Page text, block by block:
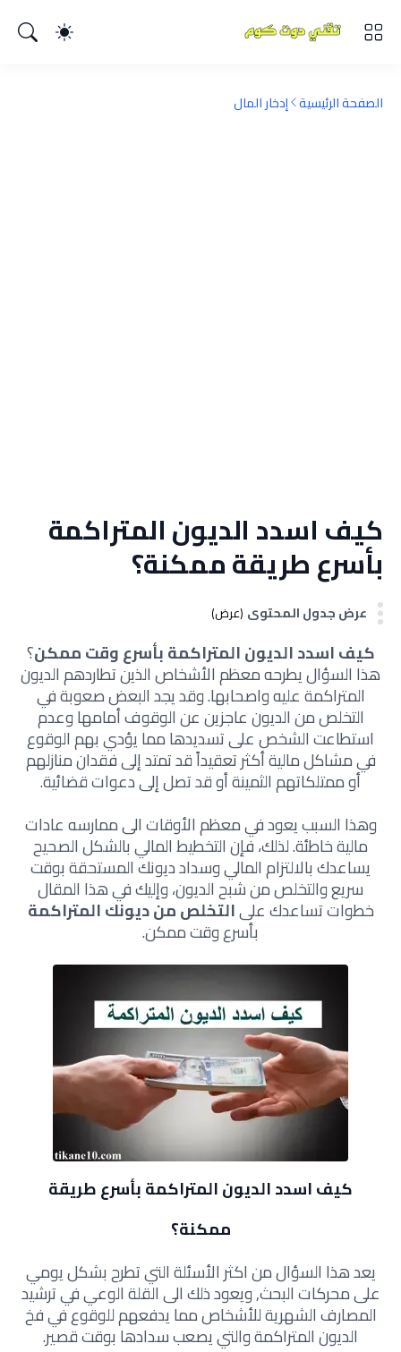
الصفحة الرئيسية إدخار المال
كيف اسدد الديون المتراكمة
بأسرع طريقة ممكنة؟
عرض جدول المحتوى (عرض)
كيف اسدد الديون المتراكمة بأسرع وقت ممكن؟
هذا السؤال يطرحه معظم الأشخاص الذين تطاردهم الديون
المتراكمة عليه واصحابها. وقد يجد البعض صعوبة في
التخلص من الديون عاجزين عن الوقوف أمامها وعدم
استطاعت الشخص على تسديدها مما يؤدي بهم الوقوع
في مشاكل مالية أكثر تعقيداً قد تمتد إلى فقدان منازلهم
أو ممتلكاتهم الثمينة أو قد تصل إلى دعوات قضائية.
وهذا السبب يعود في معظم الأوقات الى ممارسه عادات
مالية خاطئة. لذلك، فإن التخطيط المالي بالشكل الصحيح
يساعدك بالالتزام المالي وسداد ديونك المستحقة بوقت
سريع والتخلص من شبح الديون، وإليك في هذا المقال
خطوات تساعدك علىالتخلص من ديونك المتراكمة
بأسرع وقت ممكن.
كيف اسدد الديون المتراكمة بأسرع طريقة
ممكنة؟
يعد هذا السؤال من اكثر الأسئلة التي تطرح بشكل يومي
على محركات البحث, ويعود ذلك الى القلة الوعي في ترشيد
المصارف الشهرية للأشخاص مما يدفعهم للوقوع في فخ
الديون المتراكمة والتي يصعب سدادها بوقت قصير.